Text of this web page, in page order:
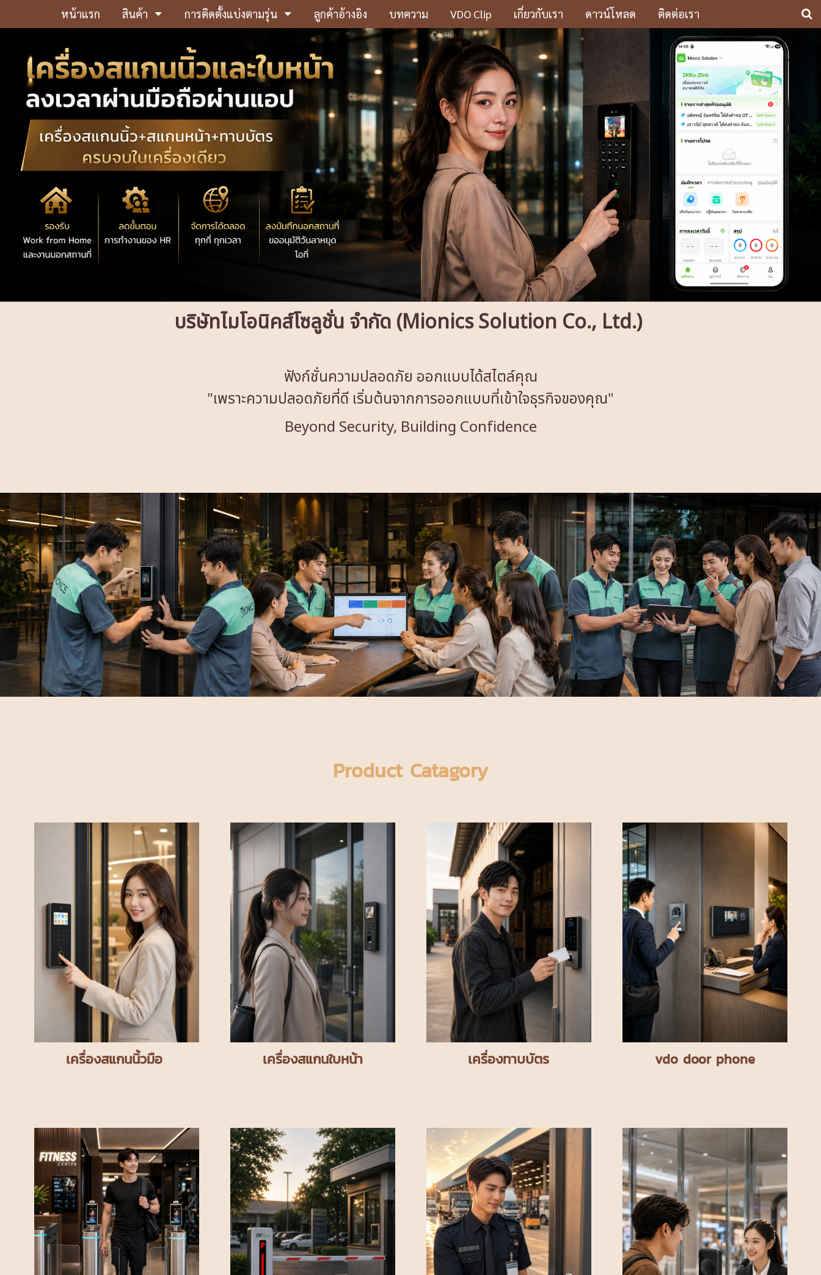
หน้าแรก สินค้า การติดตั้งแบ่งตามรุ่น ลูกค้าอ้างอิง บทความ VDO Clip เกี่ยวกับเรา ดาวน์โหลด ติดต่อเรา
บริษัทไมโอนิคส์โซลูชั่น จำกัด (Mionics Solution Co., Ltd.)
ฟังก์ชั่นความปลอดภัย ออกแบบได้สไตล์คุณ
"เพราะความปลอดภัยที่ดี เริ่มต้นจากการออกแบบที่เข้าใจธุรกิจของคุณ"
Beyond Security, Building Confidence
Product Catagory
เครื่องสแกนนิ้วมือ เครื่องสแกนใบหน้า เครื่องทาบบัตร vdo door phone